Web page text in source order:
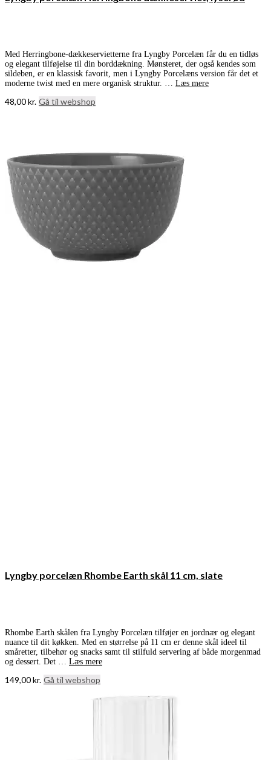
Med Herringbone-dækkeservietterne fra Lyngby Porcelæn får du en tidløs
og elegant tilføjelse til din borddækning. Mønsteret, der også kendes som
sildeben, er en klassisk favorit, men i Lyngby Porcelæns version får det et
moderne twist med en mere organisk struktur. … Læs mere
48,00kr. Gå til webshop
Lyngby porcelæn Rhombe Earth skål 11 cm, slate
Rhombe Earth skålen fra Lyngby Porcelæn tilføjer en jordnær og elegant
nuance til dit køkken. Med en størrelse på 11 cm er denne skål ideel til
småretter, tilbehør og snacks samt til stilfuld servering af både morgenmad
og dessert. Det … Læs mere
149,00kr. Gå til webshop